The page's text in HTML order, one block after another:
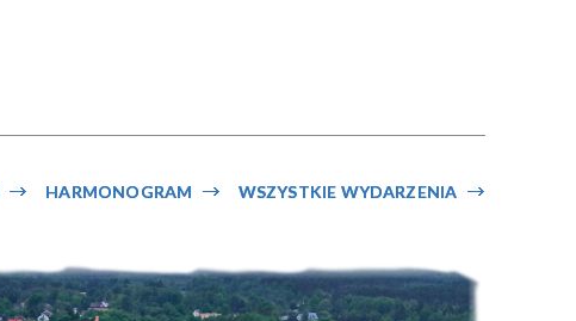
MiejsceWSZYSTKIE WYDARZENIA
HARMONOGRAM